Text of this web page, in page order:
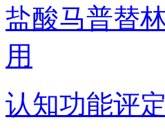
盐酸马普替
用
认知功能评